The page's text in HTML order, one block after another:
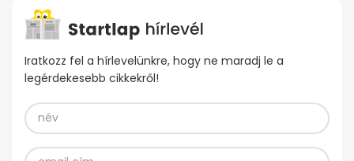
Iratkozz fel a hírlevelünkre, hogy ne maradj le a
legérdekesebb cikkekről!